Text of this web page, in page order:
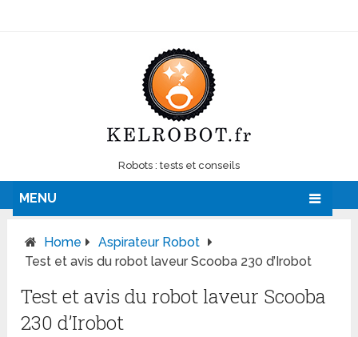
Robots : tests et conseils
MENU
Home
Aspirateur Robot
Test et avis du robot laveur Scooba 230 d’Irobot
Test et avis du robot laveur Scooba
230 d’Irobot